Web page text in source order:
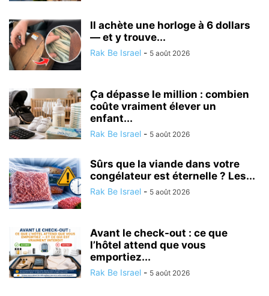
Il achète une horloge à 6 dollars
— et y trouve...
Rak Be Israel - 5 août 2026
Ça dépasse le million : combien
coûte vraiment élever un
enfant...
Rak Be Israel - 5 août 2026
Sûrs que la viande dans votre
congélateur est éternelle ? Les...
Rak Be Israel - 5 août 2026
Avant le check-out : ce que
l’hôtel attend que vous
emportiez...
Rak Be Israel - 5 août 2026